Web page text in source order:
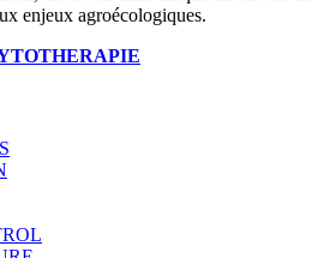
enjeux agroécologiques.